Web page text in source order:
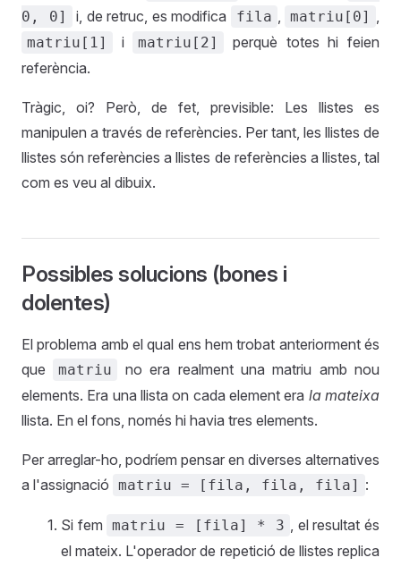
0, 0]
i, de retruc, es modifica fila , matriu[0] ,
matriu[1] i matriu[2]
perquè totes hi feien
referència.
Tràgic, oi? Però, de fet, previsible: Les llistes es
manipulen a través de referències. Per tant, les llistes de
llistes són referències a llistes de referències a llistes, tal
com es veu al dibuix.
Possibles solucions (bones i
dolentes)
El problema amb el qual ens hem trobat anteriorment és
que
matriu
no era realment una matriu amb nou
elements. Era una llista on cada element era la mateixa
llista. En el fons, només hi havia tres elements.
Per arreglar-ho, podríem pensar en diverses alternatives
a l'assignació matriu = [fila, fila, fila] :
Si fem matriu = [fila] * 3 , el resultat és
el mateix. L'operador de repetició de llistes replica